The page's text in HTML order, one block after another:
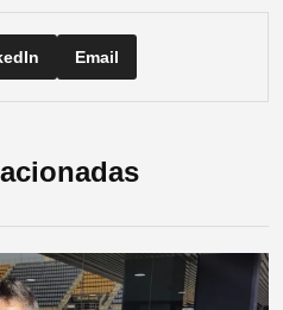
Email